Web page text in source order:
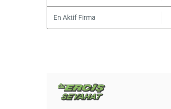
En Aktif Firma